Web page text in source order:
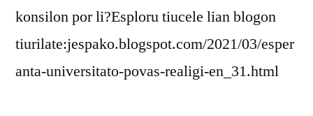
konsilon por li?Esploru tiucele lian blogon
tiurilate:jespako.blogspot.com/2021/03/esper
anta-universitato-povas-realigi-en_31.html